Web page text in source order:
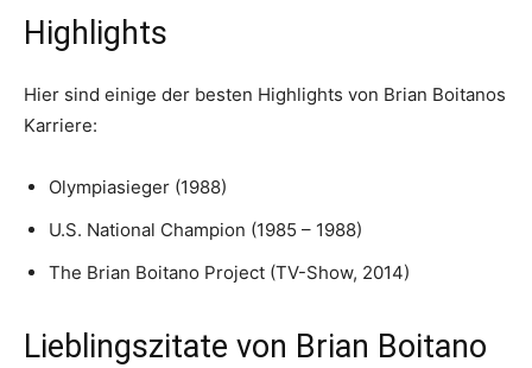
Highlights
Hier sind einige der besten Highlights von Brian Boitanos
Karriere:
Olympiasieger (1988)
U.S. National Champion (1985 – 1988)
The Brian Boitano Project (TV-Show, 2014)
Lieblingszitate von Brian Boitano